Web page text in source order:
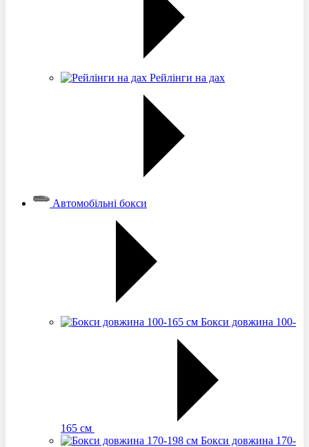
Рейлінги на дах
Автомобільні бокси
Бокси довжина 100-
165 см
Бокси довжина 170-